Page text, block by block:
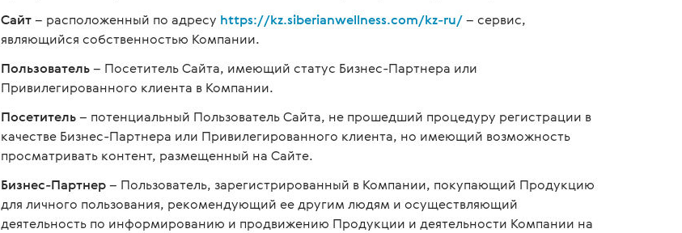
Сайт– расположенный по адресу https://kz.siberianwellness.com/kz-ru/– сервис,
являющийся собственностью Компании.
Пользователь– Посетитель Сайта, имеющий статус Бизнес-Партнера или
Привилегированного клиента в Компании.
Посетитель– потенциальный Пользователь Сайта, не прошедший процедуру регистрации в
качестве Бизнес-Партнера или Привилегированного клиента, но имеющий возможность
просматривать контент, размещенный на Сайте.
Бизнес-Партнер– Пользователь, зарегистрированный в Компании, покупающий Продукцию
для личного пользования, рекомендующий ее другим людям и осуществляющий
деятельность по информированию и продвижению Продукции и деятельности Компании на